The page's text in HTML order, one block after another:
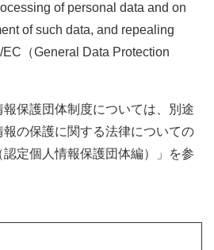
of personal data and on
of such data, and repealing
（General Data Protection
保護団体制度については、別途
報の保護に関する法律についての
認定個人情報保護団体編）」を参